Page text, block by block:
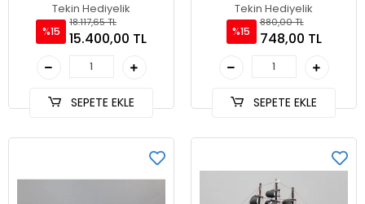
Tekin Hediyelik
%15
18.117,65 TL
15.400,00 TL
SEPETE EKLE
Tekin Hediyelik
%15
880,00 TL
748,00 TL
SEPETE EKLE